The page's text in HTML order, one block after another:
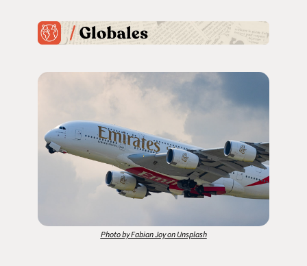
Photo by Fabian Joy on Unsplash